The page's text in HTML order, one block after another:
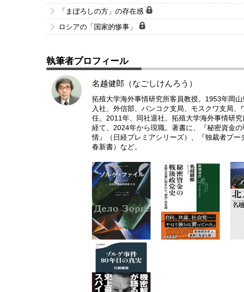
「まぼろしの方」の存在感
ロシアの「国家的惨事」
執筆者プロフィール
名越健郎（なごしけんろう）
拓殖大学海外事情研究所客員教授。1953年岡
入社、外信部、バンコク支局、モスクワ支局
任。2011年、同社退社。拓殖大学海外事情研
経て、2024年から現職。著書に、『秘密資金
情』（日経プレミアシリーズ）、『独裁者プ
春新書）など。